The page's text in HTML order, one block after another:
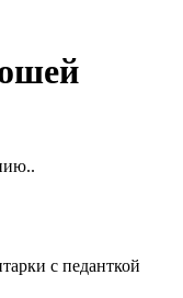
с педанткой